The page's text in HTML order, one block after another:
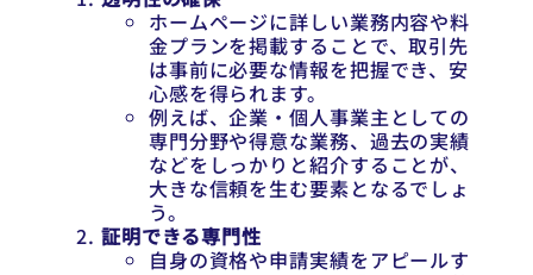
ホームページに詳しい業務内容や料
金プランを掲載することで、取引先
は事前に必要な情報を把握でき、安
心感を得られます。
例えば、企業・個人事業主としての
専門分野や得意な業務、過去の実績
などをしっかりと紹介することが、
大きな信頼を生む要素となるでしょ
う。
証明できる専門性
自身の資格や申請実績をアピールす